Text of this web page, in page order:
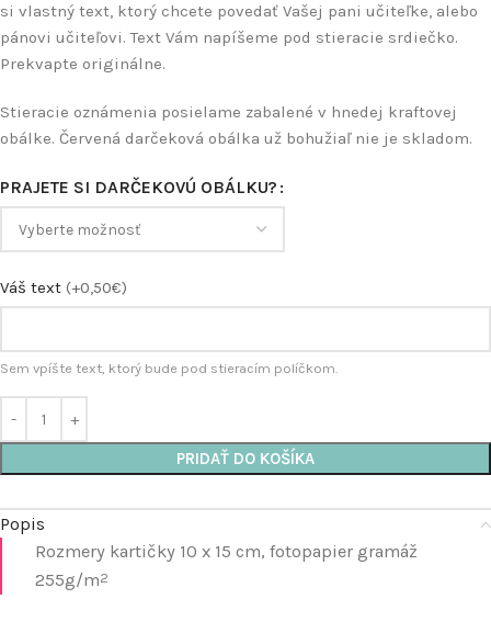
si vlastný text, ktorý chcete povedať Vašej pani učiteľke, alebo
pánovi učiteľovi. Text Vám napíšeme pod stieracie srdiečko.
Prekvapte originálne.
Stieracie oznámenia posielame zabalené v hnedej kraftovej
obálke. Červená darčeková obálka už bohužiaľ nie je skladom.
PRAJETE SI DARČEKOVÚ OBÁLKU?
Váš text (+0,50€)
Sem vpíšte text, ktorý bude pod stieracím políčkom.
PRIDAŤ DO KOŠÍKA
Popis
Rozmery kartičky 10 x 15 cm, fotopapier gramáž
255g/m2